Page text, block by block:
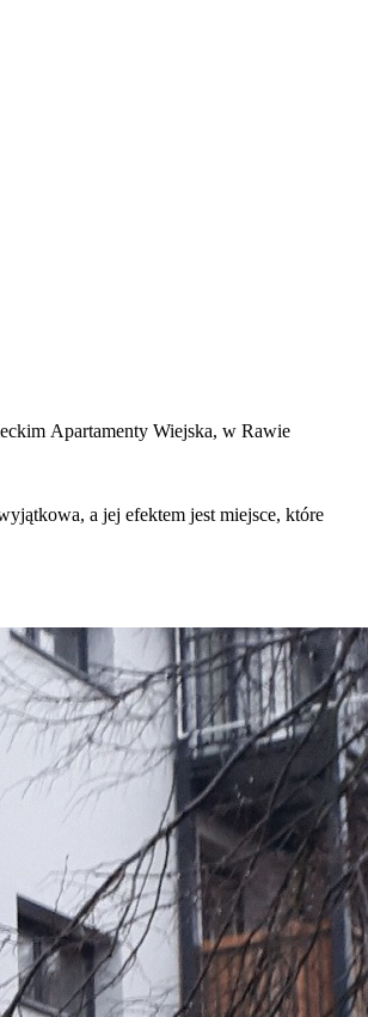
Apartamenty Wiejska, w Rawie
a jej efektem jest miejsce, które